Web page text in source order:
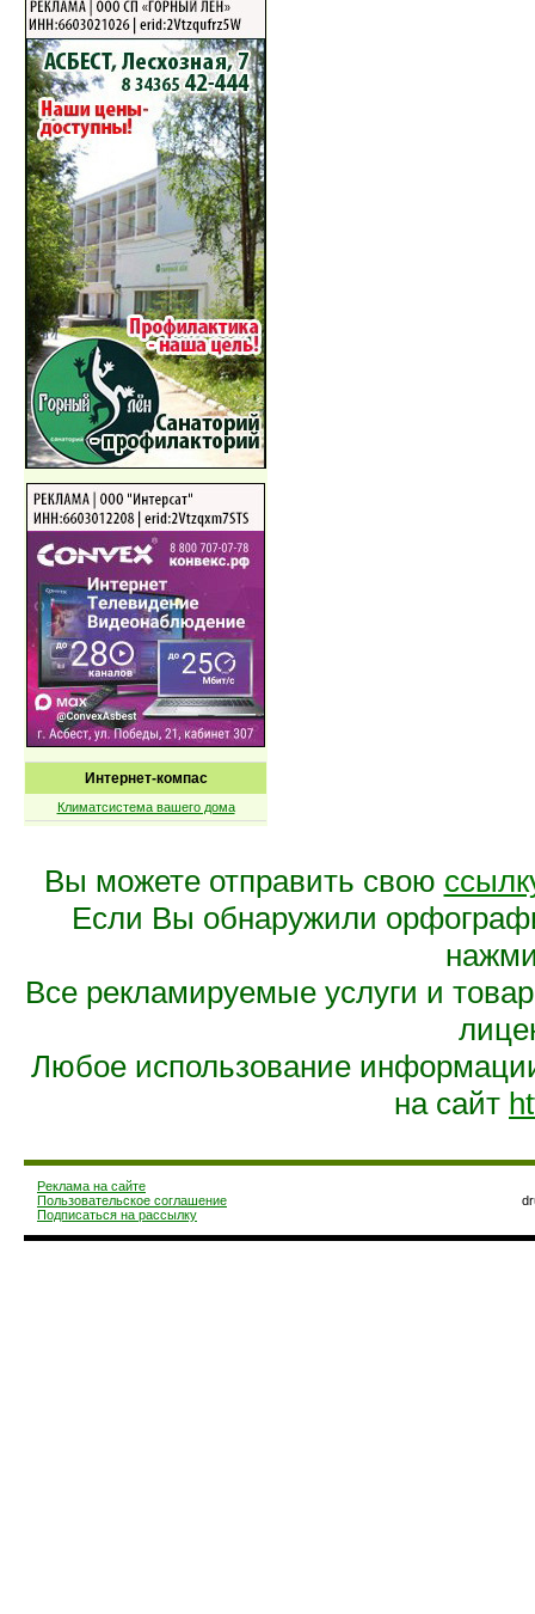
Интернет-компас
Климатсистема вашего дома
Вы можете отправить свою
Если Вы обнаружили
Все рекламируемые услуги и
Любое использование
на сайт
Реклама на сайте
Пользовательское соглашение
Подписаться на рассылку